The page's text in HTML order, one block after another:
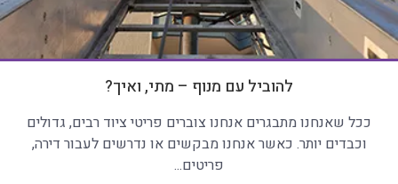
להוביל עם מנוף – מתי, ואיך?
ככל שאנחנו מתבגרים אנחנו צוברים פריטי ציוד רבים, גדולים
וכבדים יותר. כאשר אנחנו מבקשים או נדרשים לעבור דירה,
פריטים...